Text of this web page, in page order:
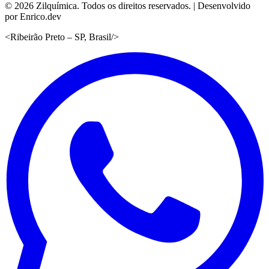
© 2026 Zilquímica. Todos os direitos reservados. | Desenvolvido
por Enrico.dev
<Ribeirão Preto – SP, Brasil/>